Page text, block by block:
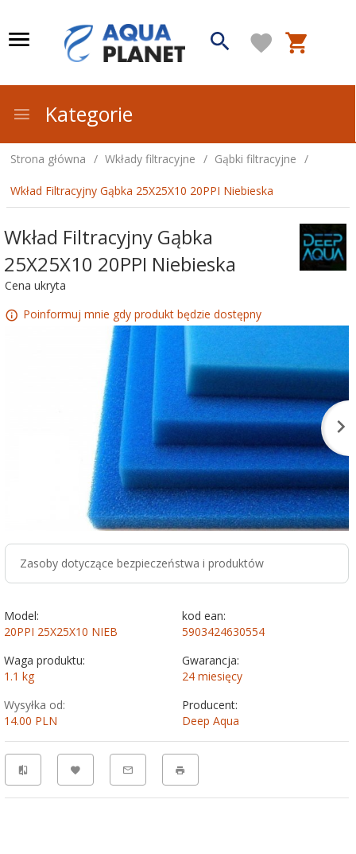
Kategorie
Strona główna Wkłady filtracyjne Gąbki filtracyjne
Wkład Filtracyjny Gąbka 25X25X10 20PPI Niebieska
Wkład Filtracyjny Gąbka
25X25X10 20PPI Niebieska
Cena ukryta
Poinformuj mnie gdy produkt będzie dostępny
Zasoby dotyczące bezpieczeństwa i produktów
Model:
20PPI 25X25X10 NIEB
kod ean:
5903424630554
Waga produktu:
1.1 kg
Gwarancja:
24 miesięcy
Wysyłka od:
14.00 PLN
Producent:
Deep Aqua